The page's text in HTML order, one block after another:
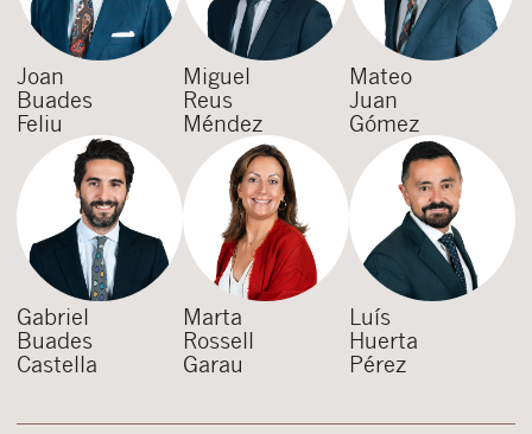
Joan
Buades
Feliu
Miguel
Reus
Méndez
Mateo
Juan
Gómez
Gabriel
Buades
Castella
Marta
Rossell
Garau
Luís
Huerta
Pérez